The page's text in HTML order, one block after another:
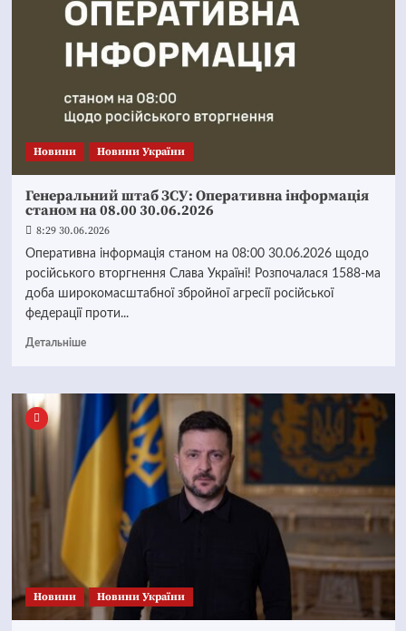
Новини Новини України
Генеральний штаб ЗСУ: Оперативна інформація
станом на 08.00 30.06.2026
8:29 30.06.2026
Оперативна інформація станом на 08:00 30.06.2026 щодо
російського вторгнення Слава Україні! Розпочалася 1588-ма
доба широкомасштабної збройної агресії російської
федерації проти...
Детальніше
Новини Новини України